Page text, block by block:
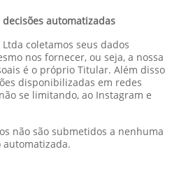
automatizadas
coletamos seus dados
nos fornecer, ou seja, a nossa
é o próprio Titular. Além disso
disponibilizadas em redes
se limitando, ao Instagram e
não são submetidos a nenhuma
automatizada.